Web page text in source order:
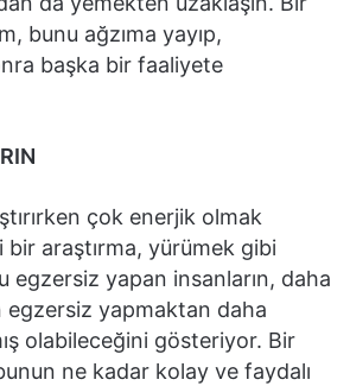
bunu ağzıma yayıp,
başka bir faaliyete
çok enerjik olmak
bir araştırma, yürümek gibi
egzersiz yapan insanların, daha
egzersiz yapmaktan daha
olabileceğini gösteriyor. Bir
ne kadar kolay ve faydalı